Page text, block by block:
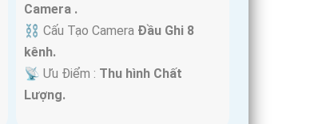
Camera .
⛓ Cấu Tạo Camera Đầu Ghi 8
kênh.
️📡 Ưu Điểm : Thu hình Chất
Lượng.